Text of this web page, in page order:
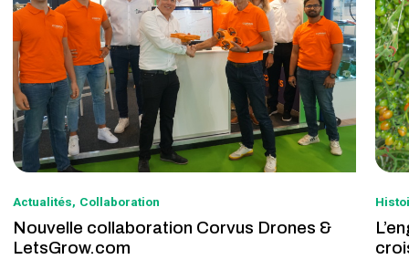
Actualités Collaboration
Nouvelle collaboration Corvus Drones &
LetsGrow.com